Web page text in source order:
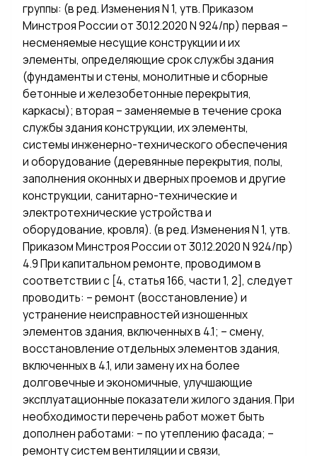
группы: (в ред. Изменения N 1, утв. Приказом
Минстроя России от 30.12.2020 N 924/пр) первая –
несменяемые несущие конструкции и их
элементы, определяющие срок службы здания
(фундаменты и стены, монолитные и сборные
бетонные и железобетонные перекрытия,
каркасы); вторая – заменяемые в течение срока
службы здания конструкции, их элементы,
системы инженерно-технического обеспечения
и оборудование (деревянные перекрытия, полы,
заполнения оконных и дверных проемов и другие
конструкции, санитарно-технические и
электротехнические устройства и
оборудование, кровля). (в ред. Изменения N 1, утв.
Приказом Минстроя России от 30.12.2020 N 924/пр)
4.9 При капитальном ремонте, проводимом в
соответствии с [4, статья 166, части 1, 2], следует
проводить: – ремонт (восстановление) и
устранение неисправностей изношенных
элементов здания, включенных в 4.1; – смену,
восстановление отдельных элементов здания,
включенных в 4.1, или замену их на более
долговечные и экономичные, улучшающие
эксплуатационные показатели жилого здания. При
необходимости перечень работ может быть
дополнен работами: – по утеплению фасада; –
ремонту систем вентиляции и связи,